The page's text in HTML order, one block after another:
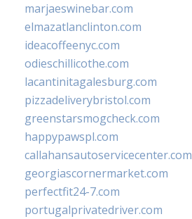
marjaeswinebar.com
elmazatlanclinton.com
ideacoffeenyc.com
odieschillicothe.com
lacantinitagalesburg.com
pizzadeliverybristol.com
greenstarsmogcheck.com
happypawspl.com
callahansautoservicecenter.com
georgiascornermarket.com
perfectfit24-7.com
portugalprivatedriver.com